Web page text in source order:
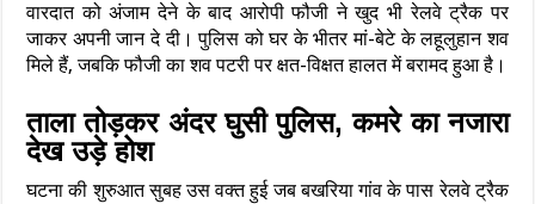
वारदात को अंजाम देने के बाद आरोपी फौजी ने खुद भी रेलवे ट्रैक पर
जाकर अपनी जान दे दी। पुलिस को घर के भीतर मां-बेटे के लहूलुहान शव
मिले हैं, जबकि फौजी का शव पटरी पर क्षत-विक्षत हालत में बरामद हुआ है।
ताला तोड़कर अंदर घुसी पुलिस, कमरे का नजारा
देख उड़े होश
घटना की शुरुआत सुबह उस वक्त हुई जब बखरिया गांव के पास रेलवे ट्रैक